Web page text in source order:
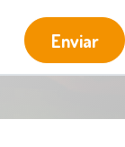
Enviar